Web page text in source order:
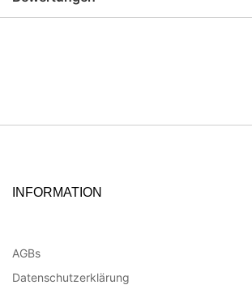
INFORMATION
AGBs
Datenschutzerklärung